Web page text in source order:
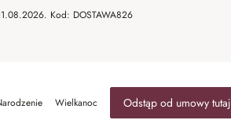
Kod: DOSTAWA826
Wielkanoc Odstąp od umowy tutaj